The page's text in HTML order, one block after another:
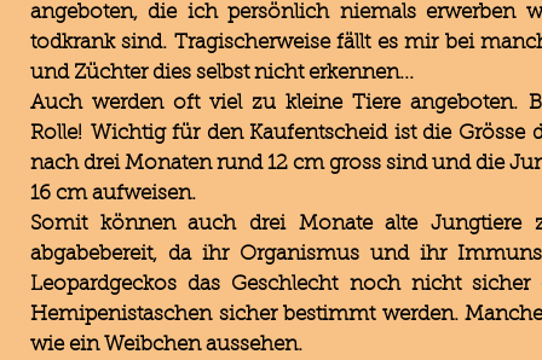
angeboten, die ich persönlich niemals
todkrank sind. Tragischerweise fällt es mir bei
und Züchter dies selbst nicht erkennen...
Auch werden oft viel zu kleine Tiere angeboten.
Rolle! Wichtig für den Kaufentscheid ist die Grösse
nach drei Monaten rund 12 cm gross sind und die
16 cm aufweisen.
Somit können auch drei Monate alte
abgabebereit, da ihr Organismus und ihr
Leopardgeckos das Geschlecht noch nicht
Hemipenistaschen sicher bestimmt werden.
wie ein Weibchen aussehen.